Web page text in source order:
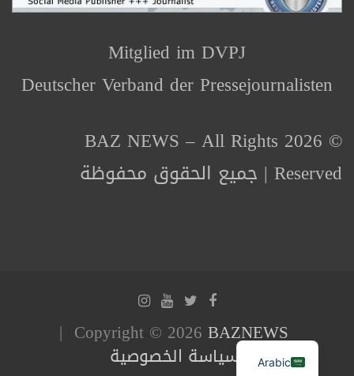
Mitglied im DVPJ
Deutscher Verband der Pressejournalisten
© 2026 BAZ NEWS – All Rights
Reserved | جميع الحقوق محفوظة
Copyright © 2026 BAZNEWS
سياسة الخصوصية Arabic